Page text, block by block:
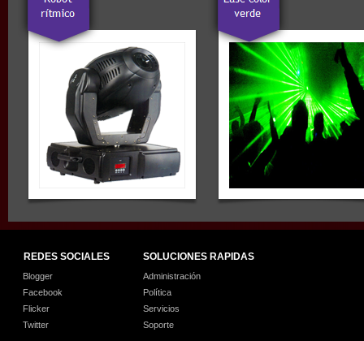
Administración
Política
Servicios
Soporte
Blogger
Facebook
Flicker
Twitter
SOLUCIONES RAPIDAS
REDES SOCIALES